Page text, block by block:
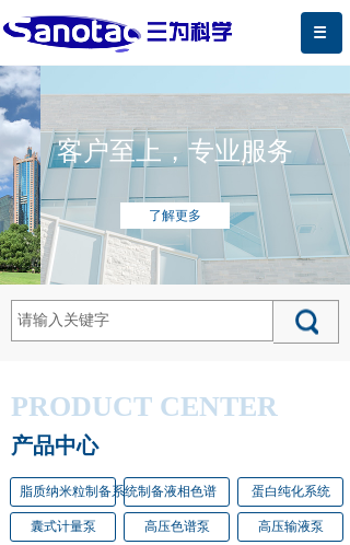
客户至上，专业服务
了解更多
PRODUCT CENTER
产品中心
脂质纳米粒制备系统制备液相色谱 蛋白纯化系统
囊式计量泵 高压色谱泵 高压输液泵